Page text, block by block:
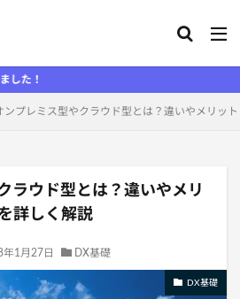
ンプレミス型やクラウド型とは？違いやメリッ
ラウド型とは？違いやメリ
詳しく解説
年1月27日 DX基礎
DX基礎